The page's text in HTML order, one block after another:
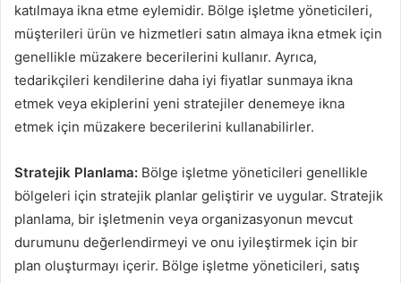
katılmaya ikna etme eylemidir. Bölge işletme yöneticileri,
müşterileri ürün ve hizmetleri satın almaya ikna etmek için
genellikle müzakere becerilerini kullanır. Ayrıca,
tedarikçileri kendilerine daha iyi fiyatlar sunmaya ikna
etmek veya ekiplerini yeni stratejiler denemeye ikna
etmek için müzakere becerilerini kullanabilirler.
Stratejik Planlama: Bölge işletme yöneticileri genellikle
bölgeleri için stratejik planlar geliştirir ve uygular. Stratejik
planlama, bir işletmenin veya organizasyonun mevcut
durumunu değerlendirmeyi ve onu iyileştirmek için bir
plan oluşturmayı içerir. Bölge işletme yöneticileri, satış